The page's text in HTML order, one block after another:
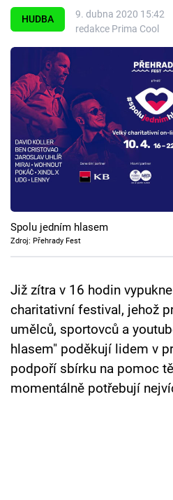
Seriály
Cool Esport
Pořady
TV Program
Přihlášení
Sledujte nás
HUDBA
9. dubna 2020 15:42
redakce Prima Cool
Spolu jedním hlasem
Zdroj: Přehrady Fest
Již zítra v 16 hodin
charitativní festival, jehož
umělců, sportovců a
hlasem" poděkují lidem v
podpoří sbírku na pomoc
momentálně potřebují